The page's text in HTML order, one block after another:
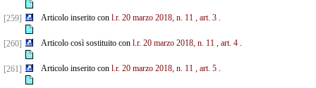
[259] Articolo inserito con l.r. 20 marzo 2018, n. 11 , art. 3.
[260] Articolo così sostituito con l.r. 20 marzo 2018, n. 11 , art. 4.
[261] Articolo inserito con l.r. 20 marzo 2018, n. 11 , art. 5.